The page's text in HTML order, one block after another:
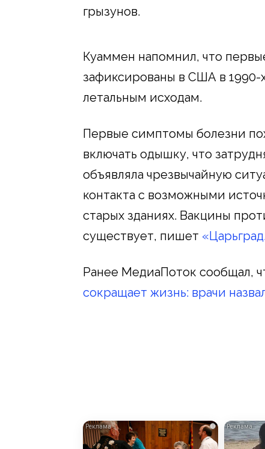
грызунов.
Куаммен напомнил, что
зафиксированы в США в 1990-
летальным исходам.
Первые симптомы болезни
включать одышку, что
объявляла чрезвычайную
контакта с возможными
старых зданиях. Вакцины
существует, пишет
Ранее МедиаПоток сообщал,
сокращает жизнь: врачи
i